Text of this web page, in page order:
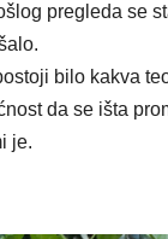
pregleda se
bilo kakva
da se išta
je.